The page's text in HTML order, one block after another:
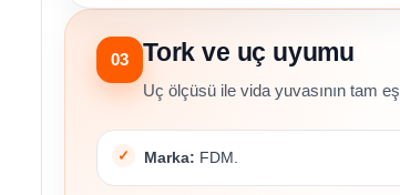
03 Tork ve uç uyumu
Uç ölçüsü ile vida yuvasının tam
Marka: FDM.